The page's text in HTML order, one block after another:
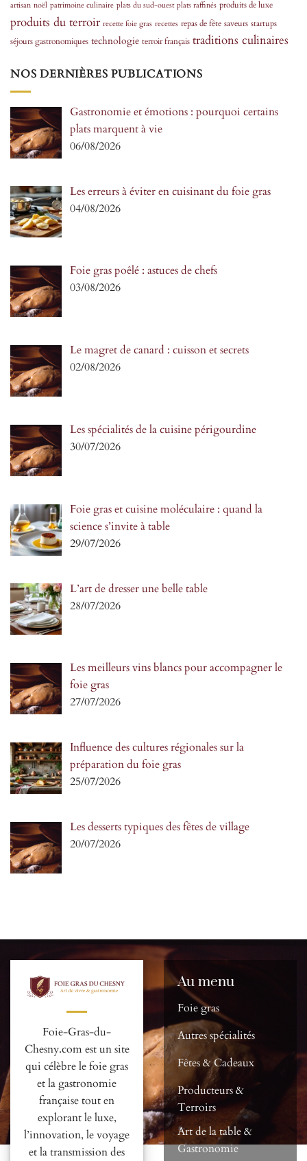
artisan noël patrimoine culinaire plats du sud-ouest plats raffinés produits de luxe
produits du terroir recette foie gras recettes repas de fête saveurs startups
séjours gastronomiques technologie terroir français traditions culinaires
NOS DERNIÈRES PUBLICATIONS
Gastronomie et émotions : pourquoi certains
plats marquent à vie
06/08/2026
Les erreurs à éviter en cuisinant du foie gras
04/08/2026
Foie gras poêlé : astuces de chefs
03/08/2026
Le magret de canard : cuisson et secrets
02/08/2026
Les spécialités de la cuisine périgourdine
30/07/2026
Foie gras et cuisine moléculaire : quand la
science s’invite à table
29/07/2026
L’art de dresser une belle table
28/07/2026
Les meilleurs vins blancs pour accompagner le
foie gras
27/07/2026
Influence des cultures régionales sur la
préparation du foie gras
25/07/2026
Les desserts typiques des fêtes de village
20/07/2026
Foie-Gras-du-
Chesny.com est un site
qui célèbre le foie gras
et la gastronomie
française tout en
explorant le luxe,
l’innovation, le voyage
et la transmission des
Au menu
Foie gras
Autres spécialités
Fêtes & Cadeaux
Producteurs &
Terroirs
Art de la table &
Gastronomie